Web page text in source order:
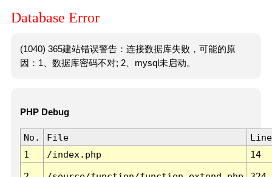
Database Error
(1040) 365建站错误警告：连接数据库失败，可能的原
因：1、数据库密码不对; 2、mysql未启动。
PHP Debug
No. File
Line
1
/index.php 14